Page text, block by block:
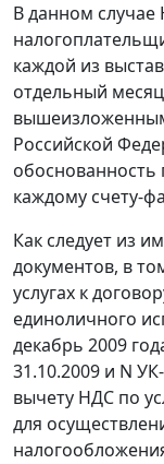
В данном случае
каждой из
отдельный
Российской
обоснованность
каждому счету-
Как следует из
документов, в
услугах к
единоличного
декабрь 2009
31.10.2009 и N
вычету НДС по
для